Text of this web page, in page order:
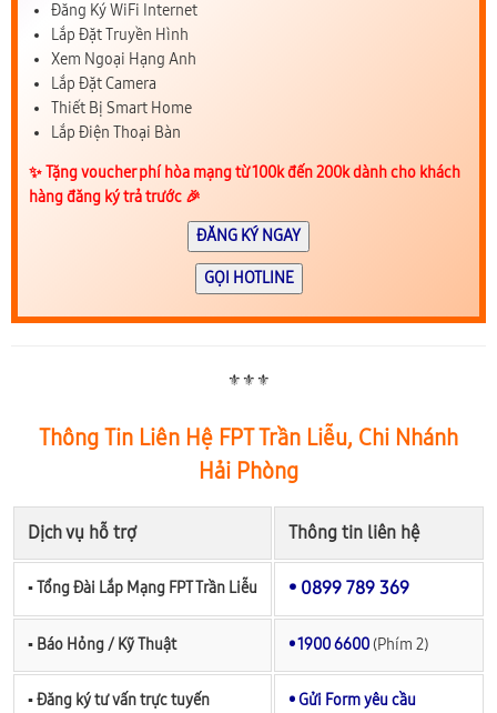
Đăng Ký WiFi Internet
Lắp Đặt Truyền Hình
Xem Ngoại Hạng Anh
Lắp Đặt Camera
Thiết Bị Smart Home
Lắp Điện Thoại Bàn
✨️ Tặng voucher phí hòa mạng từ 100k đến 200k dành cho khách
hàng đăng ký trả trước 🎉
ĐĂNG KÝ NGAY
GỌI HOTLINE
⚜️⚜️⚜️
Thông Tin Liên Hệ FPT Trần Liễu, Chi Nhánh
Hải Phòng
Dịch vụ hỗ trợ Thông tin liên hệ
▪︎ Tổng Đài Lắp Mạng FPT Trần Liễu • 0899 789 369
▪︎ Báo Hỏng / Kỹ Thuật • 1900 6600 (Phím 2)
▪︎ Đăng ký tư vấn trực tuyến • Gửi Form yêu cầu